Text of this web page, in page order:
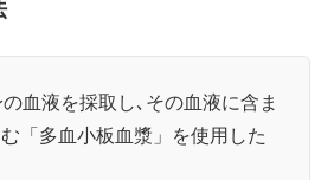
血液を採取し､その血液に含ま
「多血小板血漿」を使用した